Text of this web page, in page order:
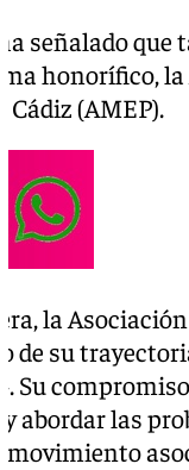
señalado
honorífico,
Cádiz (AMEP).
la
de su
Su
abordar las
movimiento